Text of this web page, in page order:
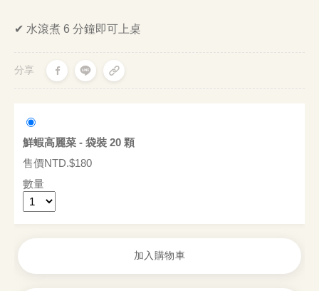
✔ 水滾煮 6 分鐘即可上桌
分享
鮮蝦高麗菜 - 袋裝 20 顆
售價NTD.$180
數量
加入購物車